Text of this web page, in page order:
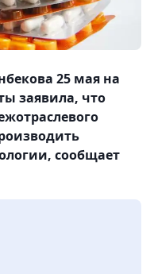
25 мая на
заявила, что
сообщает